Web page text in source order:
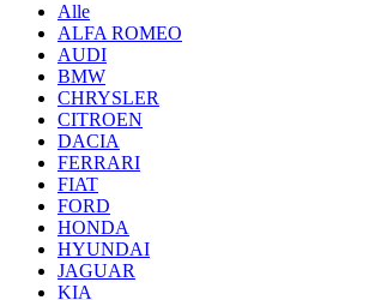
Alle
ALFA ROMEO
AUDI
BMW
CHRYSLER
CITROEN
DACIA
FERRARI
FIAT
FORD
HONDA
HYUNDAI
JAGUAR
KIA